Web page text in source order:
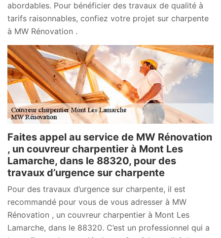
abordables. Pour bénéficier des travaux de qualité à
tarifs raisonnables, confiez votre projet sur charpente
à MW Rénovation .
Faites appel au service de MW Rénovation
, un couvreur charpentier à Mont Les
Lamarche, dans le 88320, pour des
travaux d’urgence sur charpente
Pour des travaux d’urgence sur charpente, il est
recommandé pour vous de vous adresser à MW
Rénovation , un couvreur charpentier à Mont Les
Lamarche, dans le 88320. C’est un professionnel qui a